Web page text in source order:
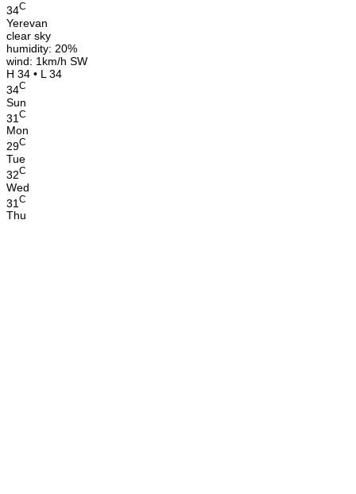
34C
Yerevan
clear sky
humidity: 20%
wind: 1km/h SW
H 34 • L 34
34C
Sun
31 C
Mon
29C
Tue
32C
Wed
31 C
Thu